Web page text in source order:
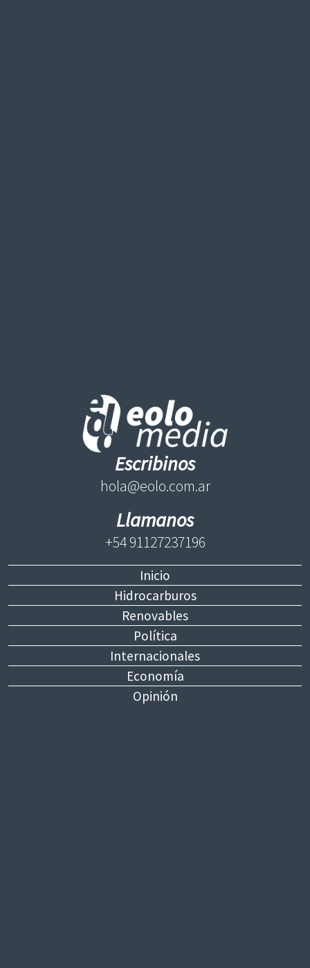
Escribinos
hola@eolo.com.ar
Llamanos
+54 91127237196
Inicio
Hidrocarburos
Renovables
Política
Internacionales
Economía
Opinión